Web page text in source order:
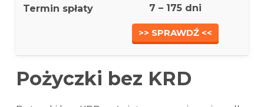
7 – 175 dni
>> SPRAWDŹ <<
Pożyczki bez KRD